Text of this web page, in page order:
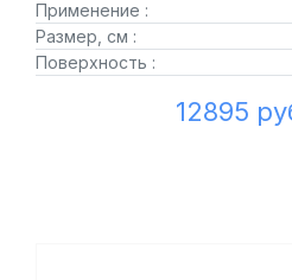
Применение :
Размер, см :
Поверхность :
12895